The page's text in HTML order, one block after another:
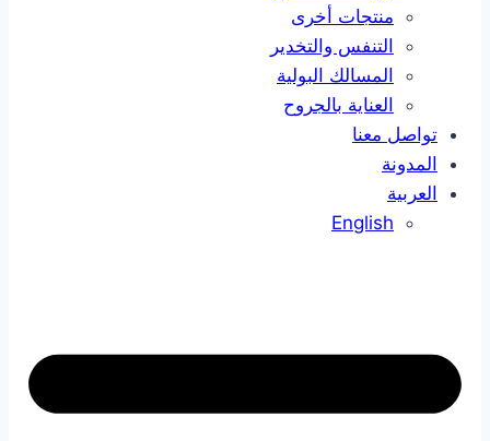
منتجات أخرى
التنفس والتخدير
المسالك البولية
العناية بالجروح
تواصل معنا
المدونة
العربية
English